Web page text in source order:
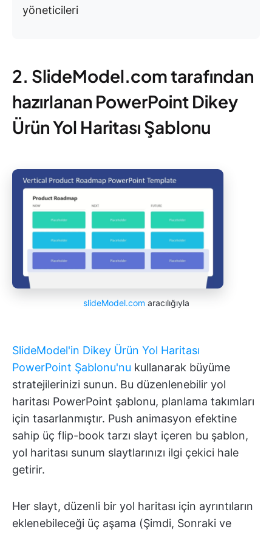
yöneticileri
2. SlideModel.com tarafından
hazırlanan PowerPoint Dikey
Ürün Yol Haritası Şablonu
slideModel.com aracılığıyla
SlideModel'in Dikey Ürün Yol Haritası
PowerPoint Şablonu'nu kullanarak büyüme
stratejilerinizi sunun. Bu düzenlenebilir yol
haritası PowerPoint şablonu, planlama takımları
için tasarlanmıştır. Push animasyon efektine
sahip üç flip-book tarzı slayt içeren bu şablon,
yol haritası sunum slaytlarınızı ilgi çekici hale
getirir.
Her slayt, düzenli bir yol haritası için ayrıntıların
eklenebileceği üç aşama (Şimdi, Sonraki ve